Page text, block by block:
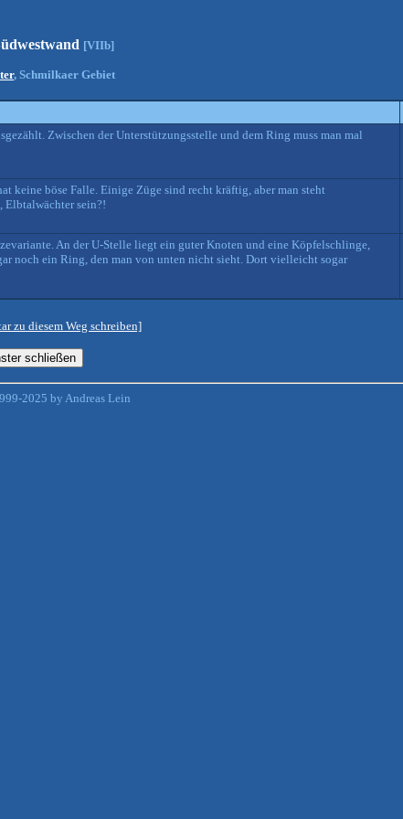
[VIIb]
, Schmilkaer Gebiet
Zwischen der Unterstützungsstelle und dem Ring muss man mal
keine böse Falle. Einige Züge sind recht kräftig, aber man steht
Elbtalwächter sein?!
An der U-Stelle liegt ein guter Knoten und eine Köpfelschlinge,
noch ein Ring, den man von unten nicht sieht. Dort vielleicht sogar
zu diesem Weg schreiben]
2025 by Andreas Lein